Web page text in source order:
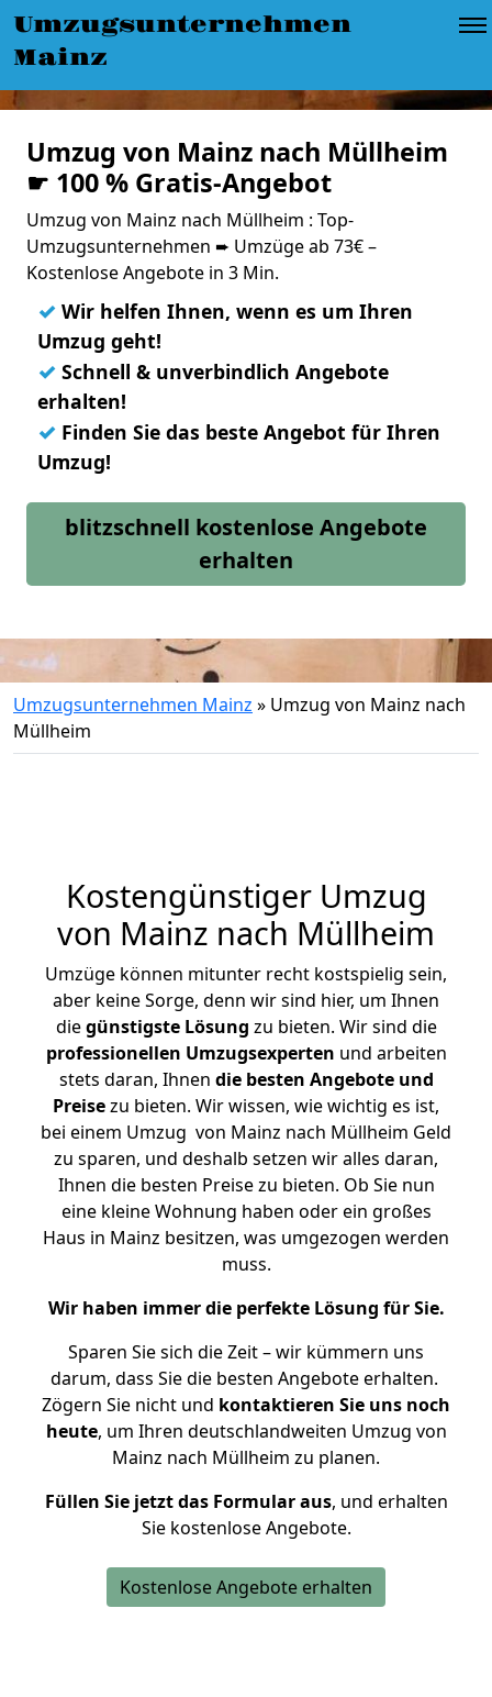
Umzugsunternehmen
Mainz
Umzug von Mainz nach Müllheim
☛ 100 % Gratis-Angebot
Umzug von Mainz nach Müllheim : Top-
Umzugsunternehmen ➨ Umzüge ab 73€ –
Kostenlose Angebote in 3 Min.
✓ Wir helfen Ihnen, wenn es um Ihren
Umzug geht!
✓ Schnell & unverbindlich Angebote
erhalten!
✓ Finden Sie das beste Angebot für Ihren
Umzug!
blitzschnell kostenlose Angebote
erhalten
Umzugsunternehmen Mainz » Umzug von Mainz nach
Müllheim
Kostengünstiger Umzug
von Mainz nach Müllheim
Umzüge können mitunter recht kostspielig sein,
aber keine Sorge, denn wir sind hier, um Ihnen
diegünstigste Lösung zu bieten. Wir sind die
professionellen Umzugsexperten und arbeiten
stets daran, Ihnen die besten Angebote und
Preisezu bieten. Wir wissen, wie wichtig es ist,
bei einem Umzug von Mainz nach Müllheim Geld
zu sparen, und deshalb setzen wir alles daran,
Ihnen die besten Preise zu bieten. Ob Sie nun
eine kleine Wohnung haben oder ein großes
Haus in Mainz besitzen, was umgezogen werden
muss.
Wir haben immer die perfekte Lösung für Sie.
Sparen Sie sich die Zeit – wir kümmern uns
darum, dass Sie die besten Angebote erhalten.
Zögern Sie nicht und kontaktieren Sie uns noch
heute, um Ihren deutschlandweiten Umzug von
Mainz nach Müllheim zu planen.
Füllen Sie jetzt das Formular aus, und erhalten
Sie kostenlose Angebote.
Kostenlose Angebote erhalten